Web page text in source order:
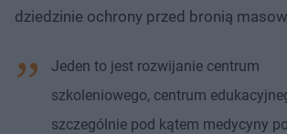
dziedzinie ochrony przed bronią
Jeden to jest rozwijanie centrum
szkoleniowego, centrum
szczególnie pod kątem medycyny